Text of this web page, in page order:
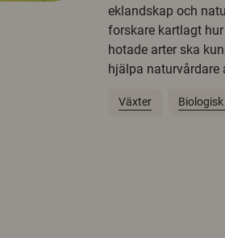
eklandskap och
forskare kartlagt
hotade arter ska
hjälpa naturvårdare
Växter